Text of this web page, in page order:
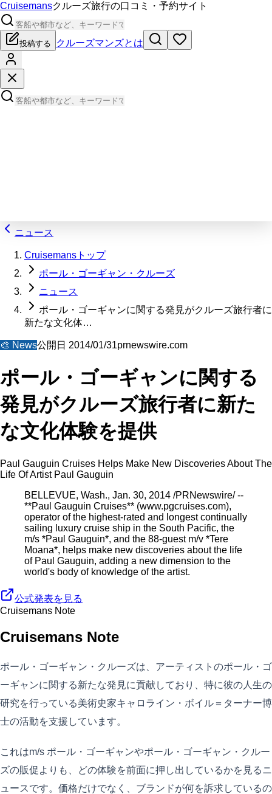
Cruisemansクルーズ旅行の口コミ・予約サイト
投稿する クルーズマンズとは
ニュース
Cruisemansトップ
ポール・ゴーギャン・クルーズ
ニュース
ポール・ゴーギャンに関する発見がクルーズ旅行者に
新たな文化体…
🎨 News公開日 2014/01/31prnewswire.com
ポール・ゴーギャンに関する
発見がクルーズ旅行者に新た
な文化体験を提供
Paul Gauguin Cruises Helps Make New Discoveries About The
Life Of Artist Paul Gauguin
BELLEVUE, Wash., Jan. 30, 2014 /PRNewswire/ --
**Paul Gauguin Cruises** (www.pgcruises.com),
operator of the highest-rated and longest continually
sailing luxury cruise ship in the South Pacific, the
m/s *Paul Gauguin*, and the 88-guest m/v *Tere
Moana*, helps make new discoveries about the life
of Paul Gauguin, adding a new dimension to the
world's body of knowledge of the artist.
公式発表を見る
Cruisemans Note
Cruisemans Note
ポール・ゴーギャン・クルーズは、アーティストのポール・ゴ
ーギャンに関する新たな発見に貢献しており、特に彼の人生の
研究を行っている美術史家キャロライン・ボイル＝ターナー博
士の活動を支援しています。
これはm/s ポール・ゴーギャンやポール・ゴーギャン・クルー
ズの販促よりも、どの体験を前面に押し出しているかを見るニ
ュースです。価格だけでなく、ブランドが何を訴求しているの